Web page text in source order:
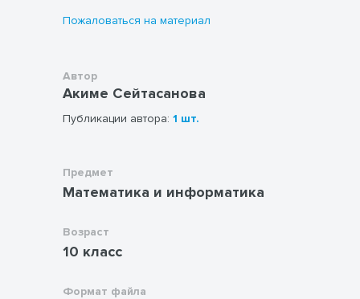
Пожаловаться на материал
Автор
Акиме Сейтасанова
Публикации автора: 1 шт.
Предмет
Математика и информатика
Возраст
10 класс
Формат файла